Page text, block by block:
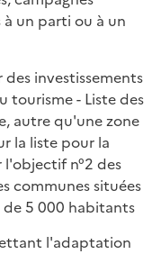
un parti ou à un
investissements
tourisme - Liste des
autre qu'une zone
la liste pour la
l'objectif n°2 des
communes situées
de 5 000 habitants
l'adaptation